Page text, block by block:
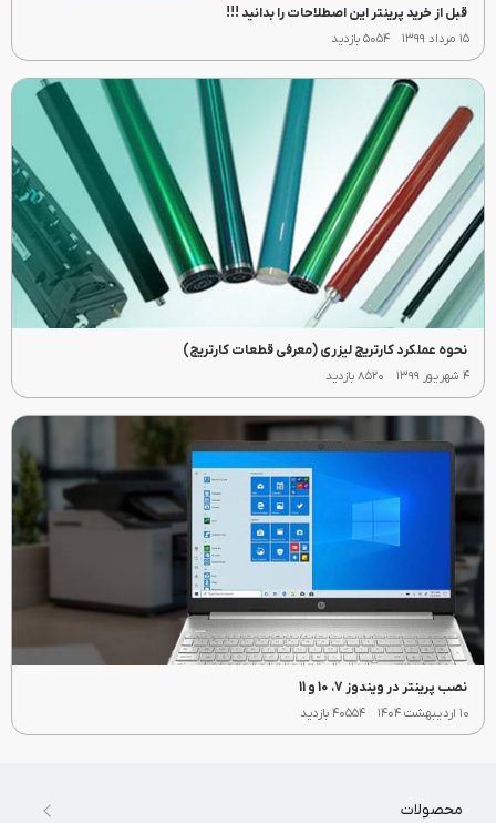
قبل از خرید پرینتر این اصطلاحات را بدانید !!!
۱۵ مرداد ۱۳۹۹ ۵۰۵۴ بازدید
نحوه عملکرد کارتریج لیزری (معرفی قطعات کارتریج)
۴ شهریور ۱۳۹۹ ۸۵۲۰ بازدید
نصب پرینتر در ویندوز 7، 10 و 11
۱۰ اردیبهشت ۱۴۰۴ ۴۰۵۵۴ بازدید
محصولات